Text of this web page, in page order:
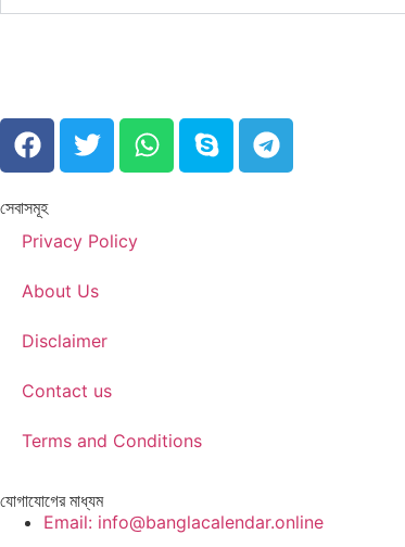
সেবাসমূহ
Privacy Policy
About Us
Disclaimer
Contact us
Terms and Conditions
যোগাযোগের মাধ্যম
Email: info@banglacalendar.online